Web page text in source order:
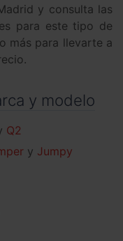
y consulta las
para este tipo de
más para llevarte a
y modelo
Q2
Jumpy